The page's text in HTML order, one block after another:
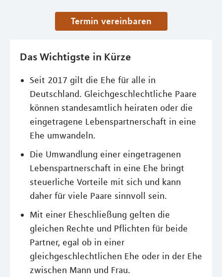
Termin vereinbaren
Das Wichtigste in Kürze
Seit 2017 gilt die Ehe für alle in
Deutschland. Gleichgeschlechtliche Paare
können standesamtlich heiraten oder die
eingetragene Lebenspartnerschaft in eine
Ehe umwandeln.
Die Umwandlung einer eingetragenen
Lebenspartnerschaft in eine Ehe bringt
steuerliche Vorteile mit sich und kann
daher für viele Paare sinnvoll sein.
Mit einer Eheschließung gelten die
gleichen Rechte und Pflichten für beide
Partner, egal ob in einer
gleichgeschlechtlichen Ehe oder in der Ehe
zwischen Mann und Frau.